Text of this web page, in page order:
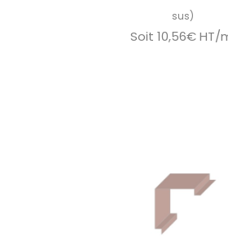
Soit 10,56€ HT/